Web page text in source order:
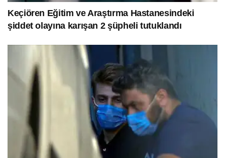
Keçiören Eğitim ve Araştırma Hastanesindeki
şiddet olayına karışan 2 şüpheli tutuklandı